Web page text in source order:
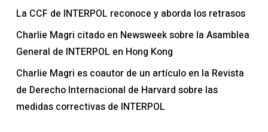
La CCF de INTERPOL reconoce y aborda los retrasos
Charlie Magri citado en Newsweek sobre la Asamblea
General de INTERPOL en Hong Kong
Charlie Magri es coautor de un artículo en la Revista
de Derecho Internacional de Harvard sobre las
medidas correctivas de INTERPOL